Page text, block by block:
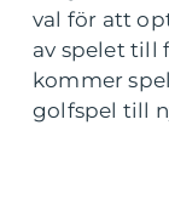
val för att
av spelet till
kommer
golfspel till